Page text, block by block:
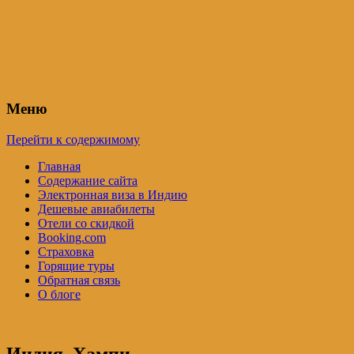
Меню
Перейти к содержимому
Главная
Содержание сайта
Электронная виза в Индию
Дешевые авиабилеты
Отели со скидкой
Booking.com
Страховка
Горящие туры
Обратная связь
О блоге